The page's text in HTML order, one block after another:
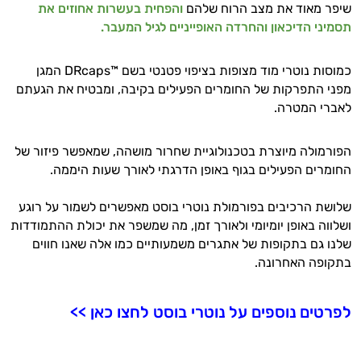
שיפר מאוד את מצב הרוח שלהם והפחית בעשרות אחוזים את
תסמיני הדיכאון והחרדה האופייניים לגיל המעבר.
כמוסות נוטרי מוד מצופות בציפוי פטנטי בשם ™DRcaps המגן
מפני התפרקות של החומרים הפעילים בקיבה, ומבטיח את הגעתם
לאברי המטרה.
הפורמולה מיוצרת בטכנולוגיית שחרור מושהה, שמאפשר פיזור של
החומרים הפעילים בגוף באופן הדרגתי לאורך שעות היממה.
שלושת הרכיבים בפורמולת נוטרי בוסט מאפשרים לשמור על רוגע
ושלווה באופן יומיומי ולאורך זמן, מה שמשפר את יכולת ההתמודדות
שלנו גם בתקופות של אתגרים משמעותיים כמו אלה שאנו חווים
בתקופה האחרונה.
לפרטים נוספים על נוטרי בוסט לחצו כאן >>